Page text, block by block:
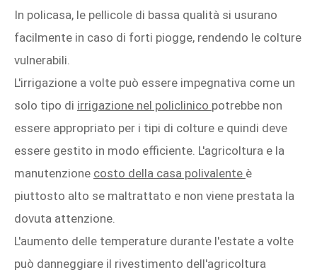
In policasa, le pellicole di bassa qualità si usurano
facilmente in caso di forti piogge, rendendo le colture
vulnerabili.
L'irrigazione a volte può essere impegnativa come un
solo tipo di irrigazione nel policlinico potrebbe non
essere appropriato per i tipi di colture e quindi deve
essere gestito in modo efficiente. L'agricoltura e la
manutenzione costo della casa polivalente è
piuttosto alto se maltrattato e non viene prestata la
dovuta attenzione.
L'aumento delle temperature durante l'estate a volte
può danneggiare il rivestimento dell'agricoltura